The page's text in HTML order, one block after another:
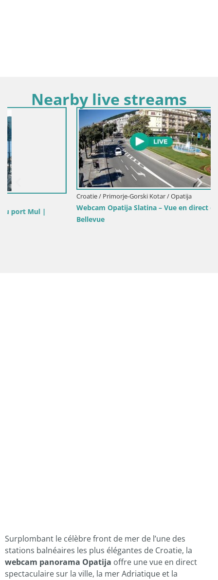
Nearby live streams
Croatie / Primorje-Gorski Kotar / Opatija
Webcam Opatija Slatina – Vue en direct depuis l’Hôtel Palace
Surplombant le célèbre front de mer de l’une des
stations balnéaires les plus élégantes de Croatie, la
webcam panorama Opatija offre une vue en direct
spectaculaire sur la ville, la mer Adriatique et la